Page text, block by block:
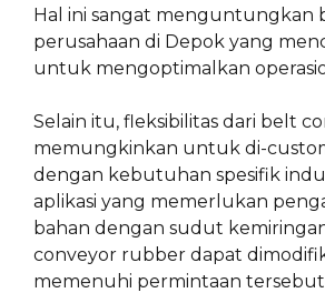
Hal ini sangat menguntungkan
perusahaan di Depok yang
untuk mengoptimalkan
Selain itu, fleksibilitas dari belt
memungkinkan untuk di-
dengan kebutuhan spesifik
aplikasi yang memerlukan
bahan dengan sudut
conveyor rubber dapat
memenuhi permintaan